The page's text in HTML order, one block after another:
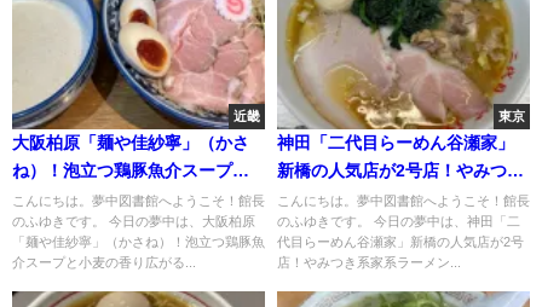
近畿
大阪柏原「麺や佳紗寧」（かさ
ね）！泡立つ鶏豚魚介スープと
小麦の香り広がる太麺"特製つけ
麺"
こんにちは。夢中図書館へようこそ！館長
のふゆきです。 今日の夢中は、大阪柏原
「麺や佳紗寧」（かさね）！泡立つ鶏豚魚
介スープと小麦の香り広がる...
東京
神田「二代目らーめん谷瀬家」
新橋の人気店が2号店！やみつき
系家系ラーメンを神田で
こんにちは。夢中図書館へようこそ！館長
のふゆきです。 今日の夢中は、神田「二
代目らーめん谷瀬家」新橋の人気店が2号
店！やみつき系家系ラーメン...